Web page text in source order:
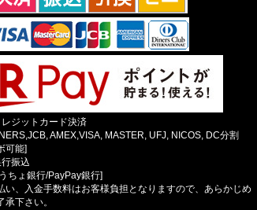
ジットカード決済
AMEX,VISA, MASTER, UFJ, NICOS, DC分割
可能]
振込
ちょ銀行/PayPay銀行]
い、入金手数料はお客様負担となりますので、あらかじめ
承下さい。